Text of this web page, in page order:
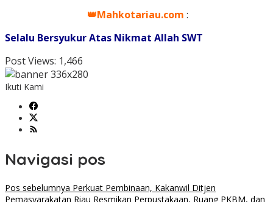
👑Mahkotariau.com :
Selalu Bersyukur Atas Nikmat Allah SWT
Post Views: 1,466
Ikuti Kami
Navigasi pos
Pos sebelumnya Perkuat Pembinaan, Kakanwil Ditjen
Pemasyarakatan Riau Resmikan Perpustakaan, Ruang PKBM, dan